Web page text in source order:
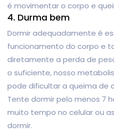
é movimentar o corpo e
4. Durma bem
Dormir adequadamente é
funcionamento do corpo e
diretamente a perda de
o suficiente, nosso
pode dificultar a queima de
Tente dormir pelo menos 7
muito tempo no celular ou
dormir.